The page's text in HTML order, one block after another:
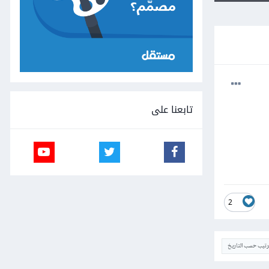
2
حسب التاريخ
تابعنا على